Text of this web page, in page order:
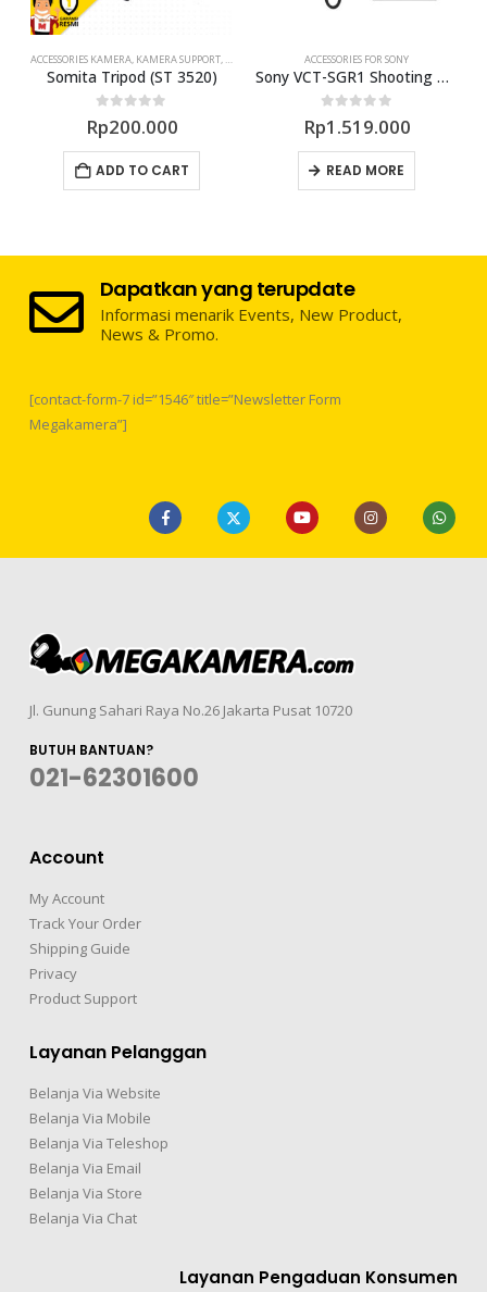
ACCESSORIES KAMERA, KAMERA SUPPORT, TRIPOD
Somita Tripod (ST 3520)
out of 5
Rp200.000
ADD TO CART
ACCESSORIES FOR SONY
Sony VCT-SGR1 Shooting Grip
out of 5
Rp1.519.000
READ MORE
Dapatkan yang terupdate
Informasi menarik Events, New Product,
News & Promo.
[contact-form-7 id=”1546″ title=”Newsletter Form
Megakamera”]
Jl. Gunung Sahari Raya No.26 Jakarta Pusat 10720
BUTUH BANTUAN?
021-62301600
Account
My Account
Track Your Order
Shipping Guide
Privacy
Product Support
Layanan Pelanggan
Belanja Via Website
Belanja Via Mobile
Belanja Via Teleshop
Belanja Via Email
Belanja Via Store
Belanja Via Chat
Layanan Pengaduan Konsumen